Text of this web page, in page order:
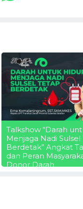
Talkshow “Darah
Menjaga Nadi Sulsel
Berdetak” Angkat
dan Peran
Donor Darah